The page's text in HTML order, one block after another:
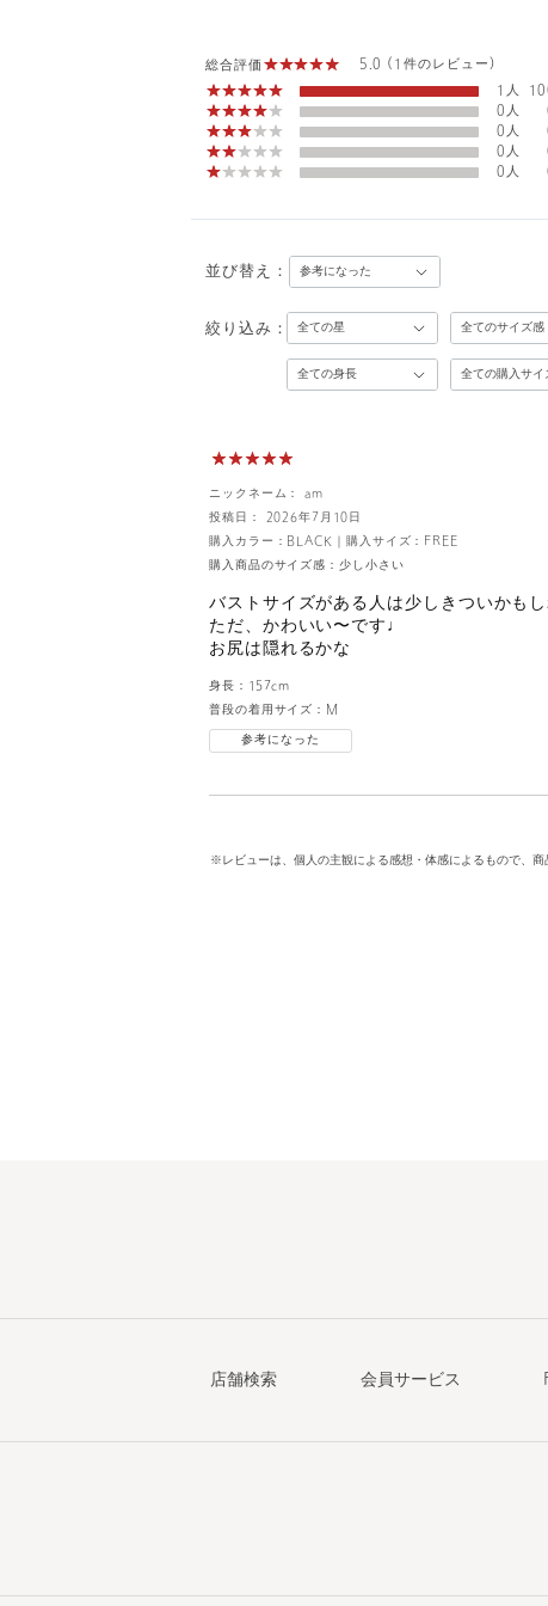
総合評価
5.0 (1件のレビュー)
1人
0人
0人
0人
0人
並び替え：
絞り込み：
ニックネーム： am
投稿日： 2026年7月10日
購入サイズ：FREE
購入カラー：BLACK
購入商品のサイズ感： 少し小さい
バストサイズがある人は少しきついかもし
ただ、かわいい〜です♩
お尻は隠れるかな
身長： 157cm
普段の着用サイズ： M
参考になった
※レビューは、個人の主観による感想・体感によるもので、商
店舗検索 会員サービス